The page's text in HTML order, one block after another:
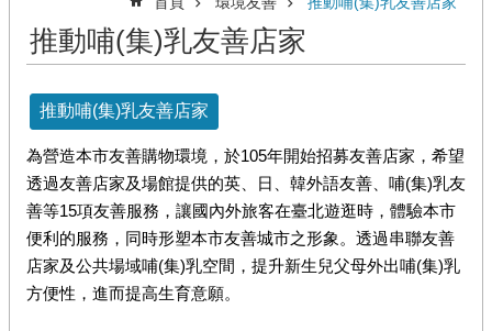
推動哺(集)乳友善店家
推動哺(集)乳友善店家
為營造本市友善購物環境，於105年開始招募友善店家，希望
透過友善店家及場館提供的英、日、韓外語友善、哺(集)乳友
善等15項友善服務，讓國內外旅客在臺北遊逛時，體驗本市
便利的服務，同時形塑本市友善城市之形象。透過串聯友善
店家及公共場域哺(集)乳空間，提升新生兒父母外出哺(集)乳
方便性，進而提高生育意願。